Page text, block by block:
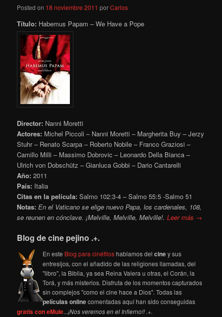
Posted on 18 noviembre 2011 porCarlos
Título: Habemus Papam – We Have a Pope
Director: Nanni Moretti
Actores: Michel Piccoli – Nanni Moretti – Margherita Buy – Jerzy
Stuhr – Renato Scarpa – Roberto Nobile – Franco Graziosi –
Camillo Milli – Massimo Dobrovic – Leonardo Della Bianca –
Ulrich von Dobschütz – Gianluca Gobbi – Dario Cantarelli
Año: 2011
País: Italia
Citas en la película: Salmo 102:3-4 – Salmo 55:5 -Salmo 51
Notas: En el Vaticano se elige nuevo Papa, los cardenales, 108,
se reunen en cónclave. ¡Melville, Melville, Melville!.Leer más →
Blog de cine pejino .+.
En este Blog para cinéfiloshablamos delciney sus
entresijos, con el añadido de las religiones llamadas, del
"libro", la Biblia, ya sea Reina Valera u otras, el Corán, la
Torá, y más misterios. Disfruta de los momentos capturados
sin complejos "como el cine hace a Dios". Todas las
películas onlinecomentadas aquí han sido conseguidas
gratis con eMule...¡Nos veremos en el Infierno!! .+.